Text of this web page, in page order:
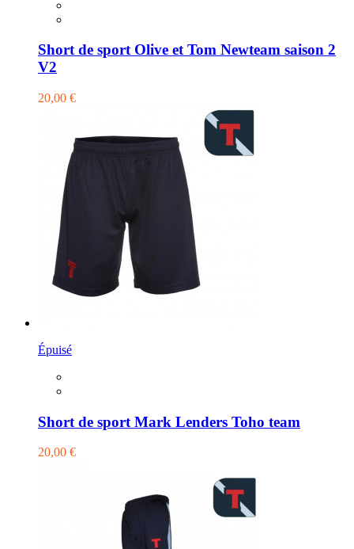
Short de sport Olive et Tom Newteam saison 2
V2
20,00 €
Épuisé
Short de sport Mark Lenders Toho team
20,00 €